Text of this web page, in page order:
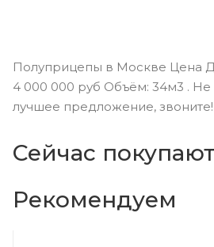
Полуприцепы в Москве Цена
4 000 000 руб Объём: 34м3 .
лучшее предложение, звоните!
Сейчас покупают
Рекомендуем